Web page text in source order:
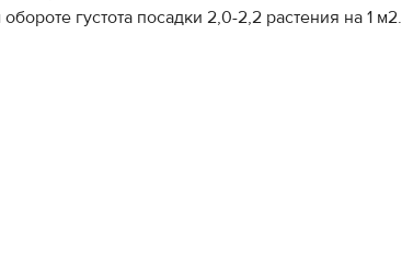
густота посадки 2,0-2,2 растения на 1 м2.